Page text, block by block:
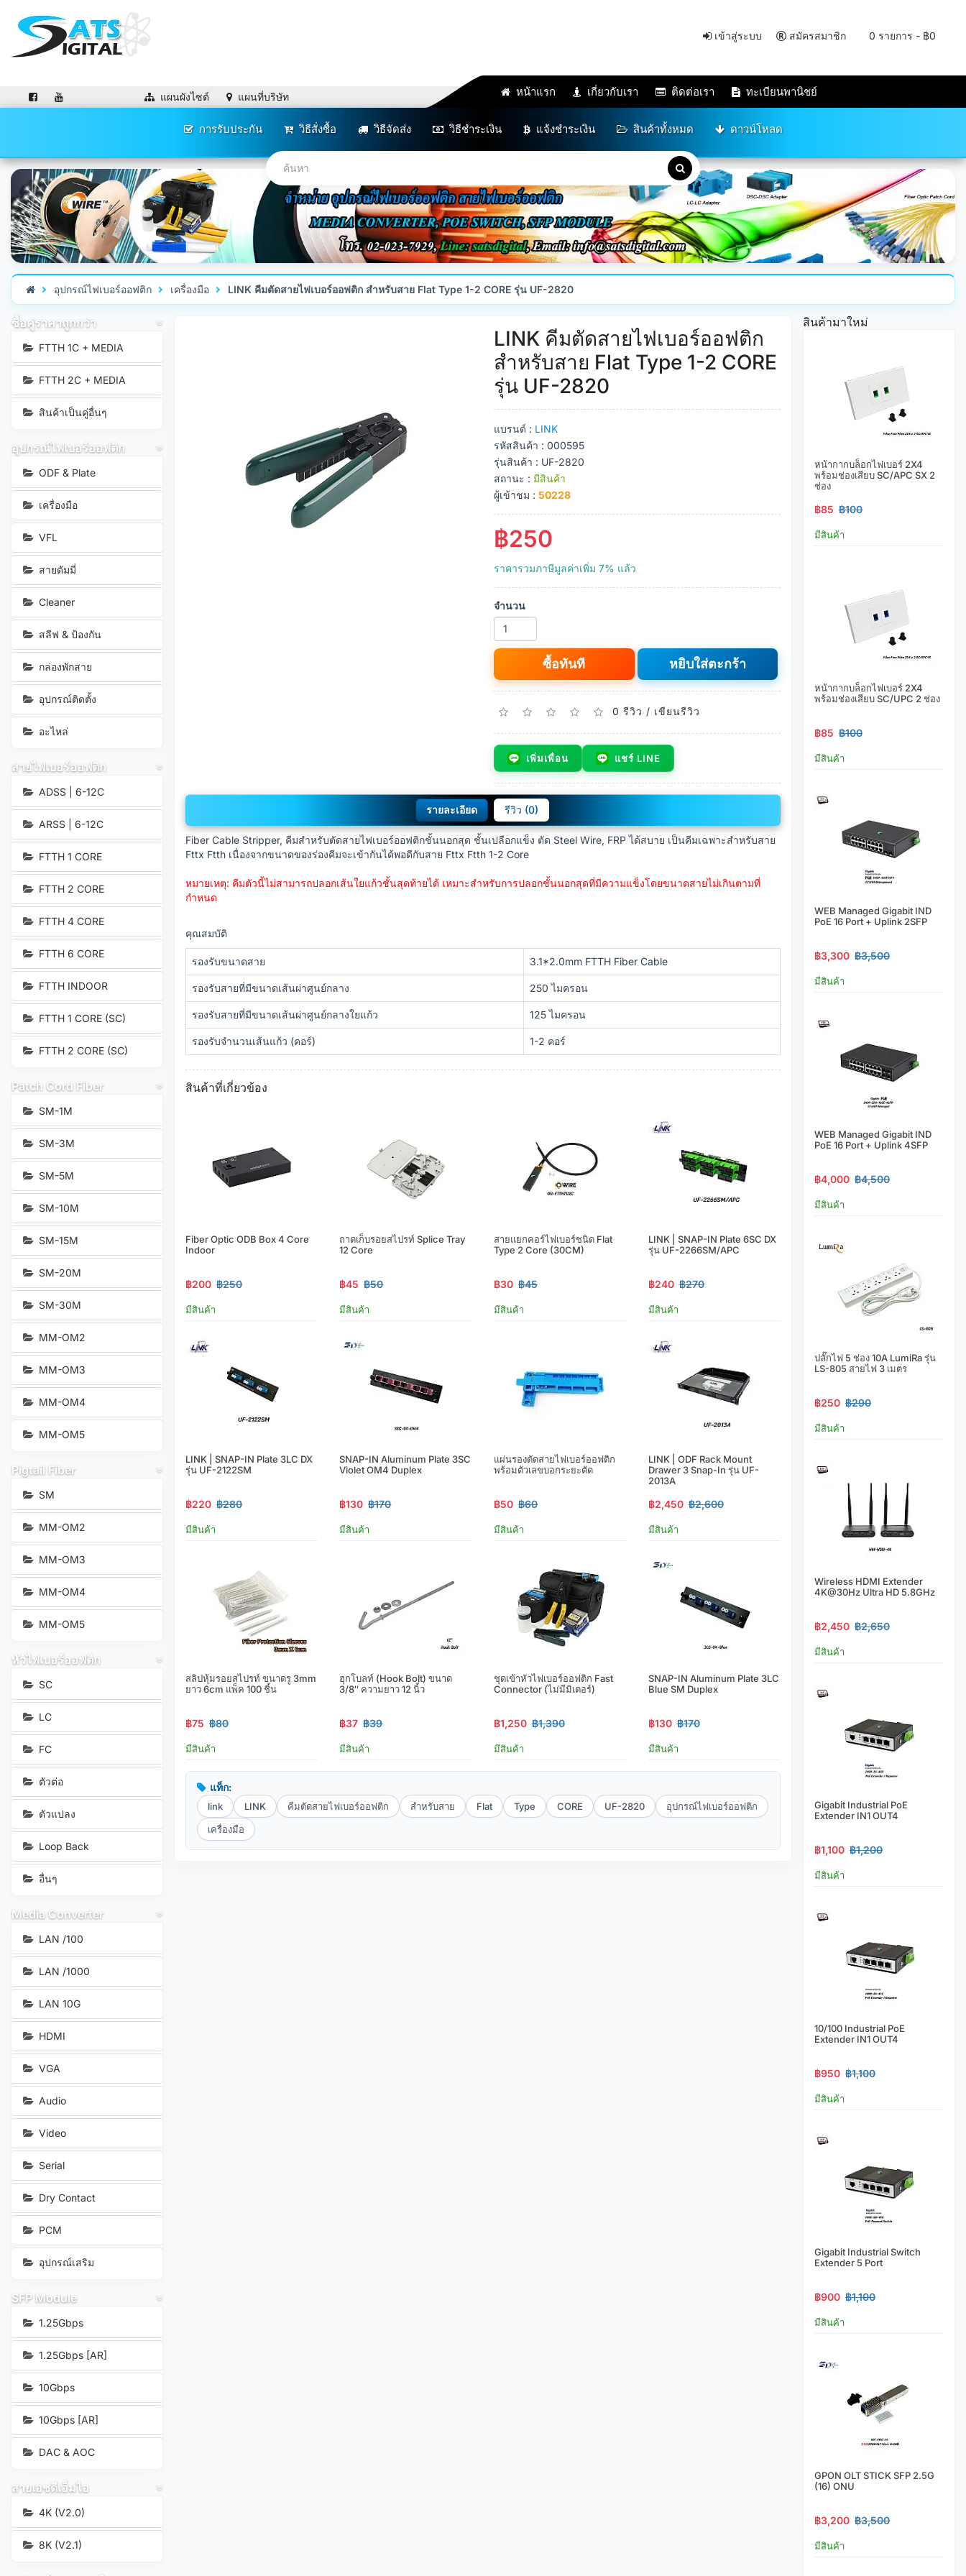
0 รายการ - ฿0
เข้าสู่ระบบ สมัครสมาชิก
แผนผังไซต์ แผนที่บริษัท หน้าแรก เกี่ยวกับเรา ติดต่อเรา ทะเบียนพานิชย์
การรับประกัน วิธีสั่งซื้อ วิธีจัดส่ง วิธีชำระเงิน แจ้งชำระเงิน สินค้าทั้งหมด ดาวน์โหลด
อุปกรณ์ไฟเบอร์ออฟติก เครื่องมือ LINK คีมตัดสายไฟเบอร์ออฟติก สำหรับสาย Flat Type 1-2 CORE รุ่น UF-2820
ซื้อคู่ราคาถูกกว่า
FTTH 1C + MEDIA
FTTH 2C + MEDIA
สินค้าเป็นคู่อื่นๆ
อุปกรณ์ไฟเบอร์ออฟติก
ODF & Plate
เครื่องมือ
VFL
สายดัมมี่
Cleaner
สลีฟ & ป้องกัน
กล่องพักสาย
อุปกรณ์ติดตั้ง
อะไหล่
สายไฟเบอร์ออฟติก
ADSS | 6-12C
ARSS | 6-12C
FTTH 1 CORE
FTTH 2 CORE
FTTH 4 CORE
FTTH 6 CORE
FTTH INDOOR
FTTH 1 CORE (SC)
FTTH 2 CORE (SC)
Patch Cord Fiber
SM-1M
SM-3M
SM-5M
SM-10M
SM-15M
SM-20M
SM-30M
MM-OM2
MM-OM3
MM-OM4
MM-OM5
Pigtail Fiber
SM
MM-OM2
MM-OM3
MM-OM4
MM-OM5
หัวไฟเบอร์ออฟติก
SC
LC
FC
ตัวต่อ
ตัวแปลง
Loop Back
อื่นๆ
Media Converter
LAN /100
LAN /1000
LAN 10G
HDMI
VGA
Audio
Video
Serial
Dry Contact
PCM
อุปกรณ์เสริม
SFP Module
1.25Gbps
1.25Gbps [AR]
10Gbps
10Gbps [AR]
DAC & AOC
สายเอชดีเอ็มไอ
4K (V2.0)
8K (V2.1)
LINK คีมตัดสายไฟเบอร์ออฟติก
สำหรับสาย Flat Type 1-2 CORE
รุ่น UF-2820
แบรนด์ : LINK
รหัสสินค้า : 000595
รุ่นสินค้า : UF-2820
สถานะ : มีสินค้า
ผู้เข้าชม : 50228
฿250
ราคารวมภาษีมูลค่าเพิ่ม 7% แล้ว
จำนวน
ซื้อทันที หยิบใส่ตะกร้า
0 รีวิว / เขียนรีวิว
เพิ่มเพื่อน แชร์ LINE
รายละเอียด รีวิว (0)
Fiber Cable Stripper, คีมสำหรับตัดสายไฟเบอร์ออฟติกชั้นนอกสุด ชั้นเปลือกแข็ง ตัด Steel Wire, FRP ได้สบาย เป็นคีมเฉพาะสำหรับสาย
Fttx Ftth เนื่องจากขนาดของร่องคีมจะเข้ากันได้พอดีกับสาย Fttx Ftth 1-2 Core
หมายเหตุ: คีมตัวนี้ไม่สามารถปลอกเส้นใยแก้วชั้นสุดท้ายได้ เหมาะสำหรับการปลอกชั้นนอกสุดที่มีความแข็งโดยขนาดสายไม่เกินตามที่
กำหนด
คุณสมบัติ
รองรับขนาดสาย 3.1*2.0mm FTTH Fiber Cable
รองรับสายที่มีขนาดเส้นผ่าศูนย์กลาง 250 ไมครอน
รองรับสายที่มีขนาดเส้นผ่าศูนย์กลางใยแก้ว 125 ไมครอน
รองรับจำนวนเส้นแก้ว (คอร์) 1-2 คอร์
สินค้าที่เกี่ยวข้อง
Fiber Optic ODB Box 4 Core
Indoor
฿200 ฿250
มีสินค้า
ถาดเก็บรอยสไปรท์ Splice Tray
12 Core
฿45 ฿50
มีสินค้า
สายแยกคอร์ไฟเบอร์ชนิด Flat
Type 2 Core (30CM)
฿30 ฿45
มีสินค้า
LINK | SNAP-IN Plate 6SC DX
รุ่น UF-2266SM/APC
฿240 ฿270
มีสินค้า
LINK | SNAP-IN Plate 3LC DX
รุ่น UF-2122SM
฿220 ฿280
มีสินค้า
SNAP-IN Aluminum Plate 3SC
Violet OM4 Duplex
฿130 ฿170
มีสินค้า
แผ่นรองตัดสายไฟเบอร์ออฟติก
พร้อมตัวเลขบอกระยะตัด
฿50 ฿60
มีสินค้า
LINK | ODF Rack Mount
Drawer 3 Snap-In รุ่น UF-
2013A
฿2,450 ฿2,600
มีสินค้า
สลิปหุ้มรอยสไปรท์ ขนาดรู 3mm
ยาว 6cm แพ็ค 100 ชิ้น
฿75 ฿80
มีสินค้า
ฮุกโบลท์ (hook Bolt) ขนาด
3/8″ ความยาว 12 นิ้ว
฿37 ฿39
มีสินค้า
ชุดเข้าหัวไฟเบอร์ออฟติก Fast
Connector (ไม่มีมิเตอร์)
฿1,250 ฿1,390
มีสินค้า
SNAP-IN Aluminum Plate 3LC
Blue SM Duplex
฿130 ฿170
มีสินค้า
แท็ก:
link LINK คีมตัดสายไฟเบอร์ออฟติก สำหรับสาย Flat Type CORE UF-2820
อุปกรณ์ไฟเบอร์ออฟติก
เครื่องมือ
สินค้ามาใหม่
หน้ากากบล็อกไฟเบอร์ 2X4
พร้อมช่องเสียบ SC/APC SX 2
ช่อง
฿85 ฿100
มีสินค้า
หน้ากากบล็อกไฟเบอร์ 2X4
พร้อมช่องเสียบ SC/UPC 2 ช่อง
฿85 ฿100
มีสินค้า
WEB Managed Gigabit IND
PoE 16 Port + Uplink 2SFP
฿3,300 ฿3,500
มีสินค้า
WEB Managed Gigabit IND
PoE 16 Port + Uplink 4SFP
฿4,000 ฿4,500
มีสินค้า
ปลั๊กไฟ 5 ช่อง 10A LumiRa รุ่น
LS-805 สายไฟ 3 เมตร
฿250 ฿290
มีสินค้า
Wireless HDMI Extender
4K@30Hz Ultra HD 5.8GHz
฿2,450 ฿2,650
มีสินค้า
Gigabit Industrial PoE
Extender IN1 OUT4
฿1,100 ฿1,200
มีสินค้า
10/100 Industrial PoE
Extender IN1 OUT4
฿950 ฿1,100
มีสินค้า
Gigabit Industrial Switch
Extender 5 Port
฿900 ฿1,100
มีสินค้า
GPON OLT STICK SFP 2.5G
(16) ONU
฿3,200 ฿3,500
มีสินค้า